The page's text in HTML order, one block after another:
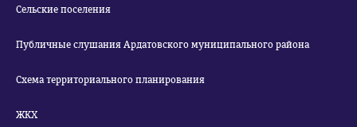
Сельские поселения
Публичные слушания Ардатовского муниципального района
Схема территориального планирования
ЖКХ